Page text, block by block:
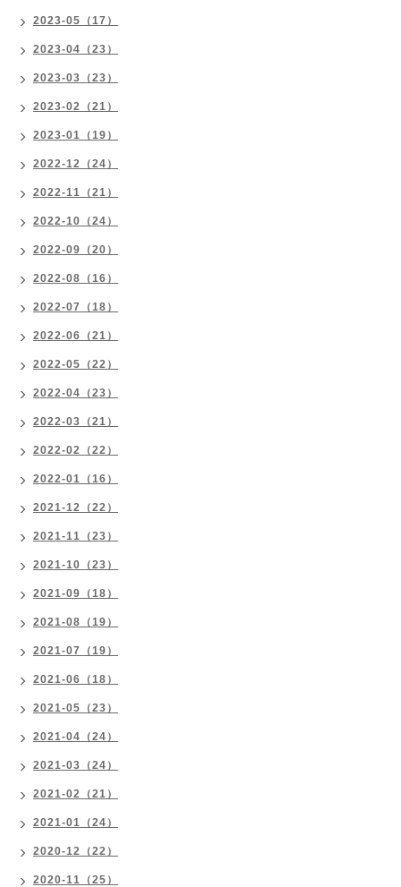
2023-05（17）
2023-04（23）
2023-03（23）
2023-02（21）
2023-01（19）
2022-12（24）
2022-11（21）
2022-10（24）
2022-09（20）
2022-08（16）
2022-07（18）
2022-06（21）
2022-05（22）
2022-04（23）
2022-03（21）
2022-02（22）
2022-01（16）
2021-12（22）
2021-11（23）
2021-10（23）
2021-09（18）
2021-08（19）
2021-07（19）
2021-06（18）
2021-05（23）
2021-04（24）
2021-03（24）
2021-02（21）
2021-01（24）
2020-12（22）
2020-11（25）